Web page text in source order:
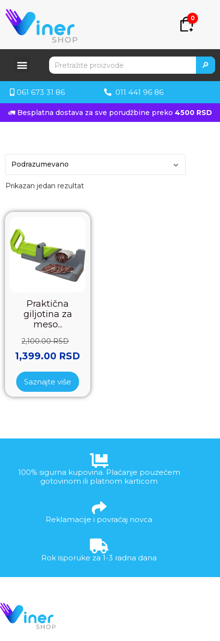
0
🔎
061 673 31 86 011 441 96 86
🚛 Besplatna dostava za sve porudžbine preko 4500 RSD
Prikazan jedan rezultat
Praktična
giljotina za
meso...
2,100.00RSD
1,399.00 RSD
Saznajte više
100% sigurna kupovina. Plaćanje pouzećem
gotovinom ili platnom karticom
Reklamacije i povraćaj novca
Rok isporuke za 1-3 radna dana